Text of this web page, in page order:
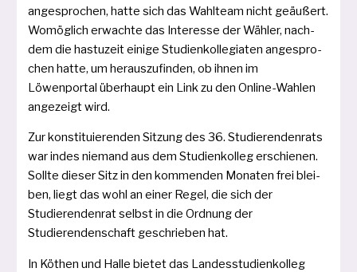
ange­spro­chen, hat­te sich das Wahlteam nicht geäu­ßert.
Womöglich erwach­te das Interesse der Wähler, nach­
dem die has­tu­zeit eini­ge Studienkollegiaten ange­spro­
chen hat­te, um her­aus­zu­fin­den, ob ihnen im
Löwenportal über­haupt ein Link zu den Online-Wahlen
ange­zeigt wird.
Zur kon­sti­tu­ie­ren­den Sitzung des 36. Studierendenrats
war indes nie­mand aus dem Stu­dienkolleg erschie­nen.
Sollte die­ser Sitz in den kom­men­den Monaten frei blei­
ben, liegt das wohl an einer Regel, die sich der
Studierendenrat selbst in die Ordnung der
Studierendenschaft geschrie­ben hat.
In Köthen und Halle bie­tet das Landesstudienkolleg